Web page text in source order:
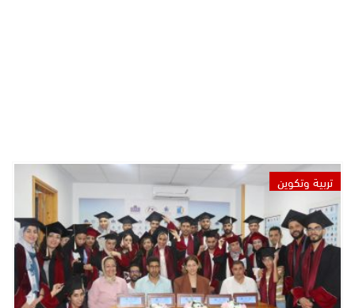
تربية وتكوين